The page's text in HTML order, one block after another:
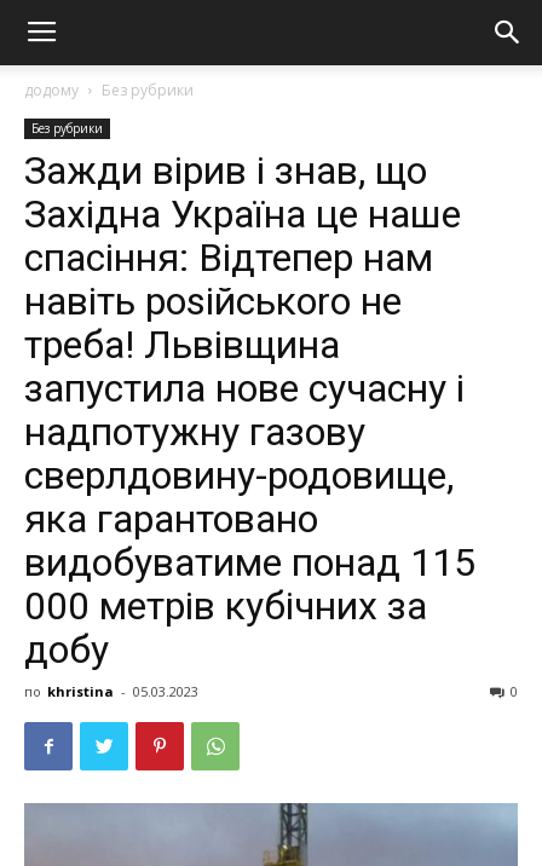
додому Без рубрики
Без рубрики
Зажди вірив і знав, що
Західна Україна це наше
спасіння: Відтепер нам
навіть роsійськоrо не
треба! Львівщина
запустила нове сучасну і
надпотужну газову
сверлдовину-родовище,
яка гарантовано
видобуватиме понад 115
000 метрів кубічних за
добу
по khristina - 05.03.2023 0